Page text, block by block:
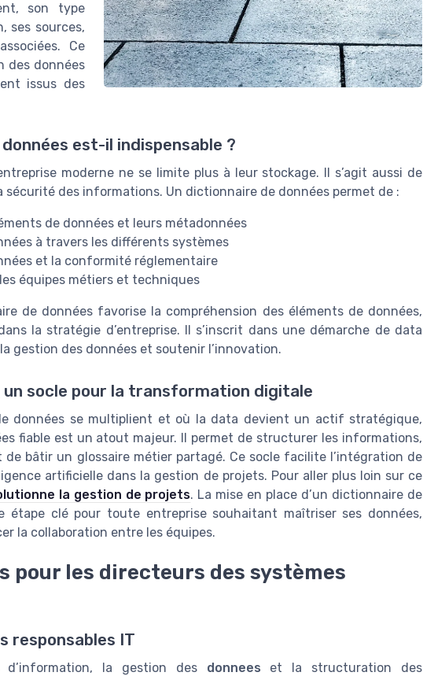
son type
ses sources,
Ce
des données
issus des
est-il indispensable ?
moderne ne se limite plus à leur stockage. Il s’agit aussi de
des informations. Un dictionnaire de données permet de :
de données et leurs métadonnées
à travers les différents systèmes
et la conformité réglementaire
équipes métiers et techniques
de données favorise la compréhension des éléments de données,
la stratégie d’entreprise. Il s’inscrit dans une démarche de data
gestion des données et soutenir l’innovation.
un socle pour la transformation digitale
données se multiplient et où la data devient un actif stratégique,
fiable est un atout majeur. Il permet de structurer les informations,
bâtir un glossaire métier partagé. Ce socle facilite l’intégration de
artificielle dans la gestion de projets. Pour aller plus loin sur ce
la gestion de projets. La mise en place d’un dictionnaire de
étape clé pour toute entreprise souhaitant maîtriser ses données,
la collaboration entre les équipes.
pour les directeurs des systèmes
responsables IT
la gestion des donnees et la structuration des